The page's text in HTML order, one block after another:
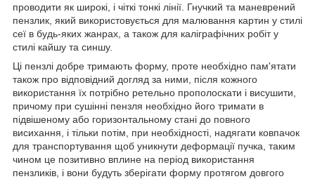
проводити як широкі, і чіткі тонкі лінії. Гнучкий та маневрений
пензлик, який використовується для малювання картин у стилі
сеї в будь-яких жанрах, а також для каліграфічних робіт у
стилі кайшу та синшу.
Ці пензлі добре тримають форму, проте необхідно пам'ятати
також про відповідний догляд за ними, після кожного
використання їх потрібно ретельно прополоскати і висушити,
причому при сушінні пензля необхідно його тримати в
підвішеному або горизонтальному стані до повного
висихання, і тільки потім, при необхідності, надягати ковпачок
для транспортування щоб уникнути деформації пучка, таким
чином це позитивно вплине на період використання
пензликів, і вони будуть зберігати форму протягом довгого